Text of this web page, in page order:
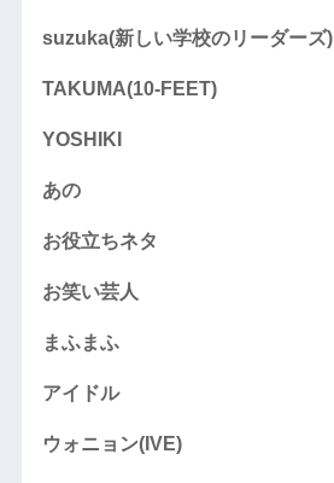
suzuka(新しい学校のリーダーズ)
TAKUMA(10-FEET)
YOSHIKI
あの
お役立ちネタ
お笑い芸人
まふまふ
アイドル
ウォニョン(IVE)